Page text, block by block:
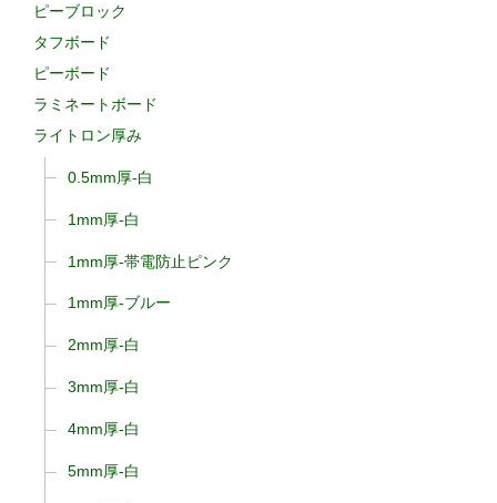
ピーブロック
タフボード
ピーボード
ラミネートボード
ライトロン厚み
0.5mm厚-白
1mm厚-白
1mm厚-帯電防止ピンク
1mm厚-ブルー
2mm厚-白
3mm厚-白
4mm厚-白
5mm厚-白